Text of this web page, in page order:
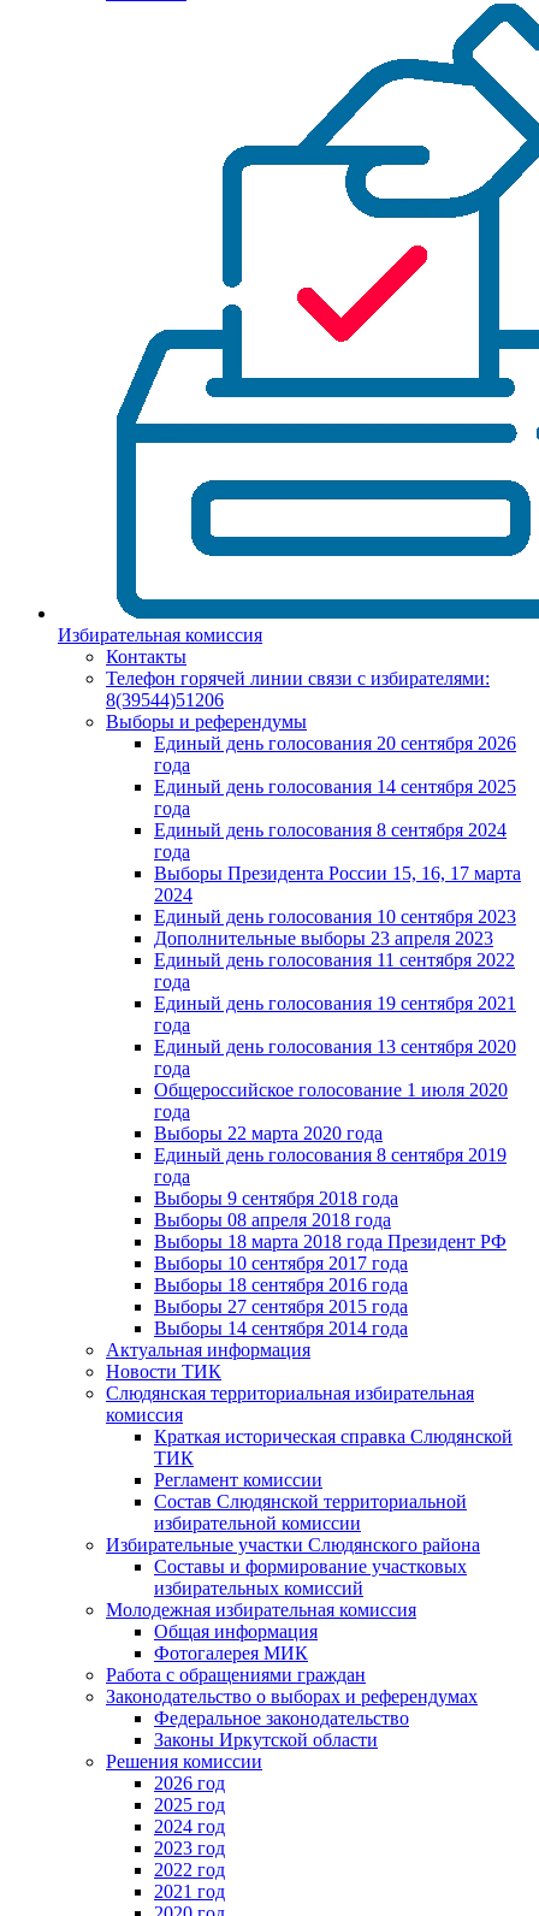
Избирательная комиссия
Контакты
Телефон горячей линии связи с избирателями:
8(39544)51206
Выборы и референдумы
Единый день голосования 20 сентября 2026
года
Единый день голосования 14 сентября 2025
года
Единый день голосования 8 сентября 2024
года
Выборы Президента России 15, 16, 17 марта
2024
Единый день голосования 10 сентября 2023
Дополнительные выборы 23 апреля 2023
Единый день голосования 11 сентября 2022
года
Единый день голосования 19 сентября 2021
года
Единый день голосования 13 сентября 2020
года
Общероссийское голосование 1 июля 2020
года
Выборы 22 марта 2020 года
Единый день голосования 8 сентября 2019
года
Выборы 9 сентября 2018 года
Выборы 08 апреля 2018 года
Выборы 18 марта 2018 года Президент РФ
Выборы 10 сентября 2017 года
Выборы 18 сентября 2016 года
Выборы 27 сентября 2015 года
Выборы 14 сентября 2014 года
Актуальная информация
Новости ТИК
Слюдянская территориальная избирательная
комиссия
Краткая историческая справка Слюдянской
ТИК
Регламент комиссии
Состав Слюдянской территориальной
избирательной комиссии
Избирательные участки Слюдянского района
Составы и формирование участковых
избирательных комиссий
Молодежная избирательная комиссия
Общая информация
Фотогалерея МИК
Работа с обращениями граждан
Законодательство о выборах и референдумах
Федеральное законодательство
Законы Иркутской области
Решения комиссии
2026 год
2025 год
2024 год
2023 год
2022 год
2021 год